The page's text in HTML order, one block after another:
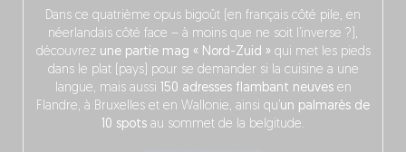
Dans ce quatrième opus bigoût (en français côté pile, en
néerlandais côté face – à moins que ne soit l’inverse ?),
découvrez une partie mag « Nord-Zuid » qui met les pieds
dans le plat (pays) pour se demander si la cuisine a une
langue, mais aussi 150 adresses flambant neuvesen
Flandre, à Bruxelles et en Wallonie, ainsi qu’un palmarès de
10 spots au sommet de la belgitude.